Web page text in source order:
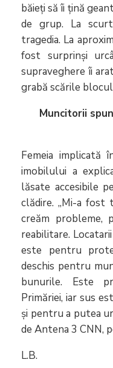
băieți să îi țină
de grup. La
tragedia. La
fost surprinși
supraveghere îi
grabă scările
Muncitorii
Femeia implicată
imobilului a
lăsate accesibile
clădire. „Mi-a fost
creăm probleme,
reabilitare.
este pentru
deschis pentru
bunurile. Este
Primăriei, iar sus
și pentru a putea
de Antena 3 CNN,
L.B.